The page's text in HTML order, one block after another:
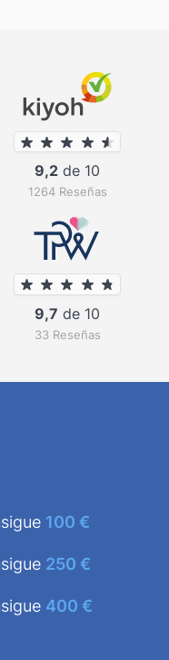
9,2 de 10
1264 Reseñas
9,7 de 10
33 Reseñas
100 €
250 €
400 €